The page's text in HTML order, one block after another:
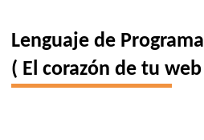
Lenguaje de
( El corazón de tu